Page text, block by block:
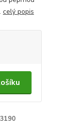
celý popis